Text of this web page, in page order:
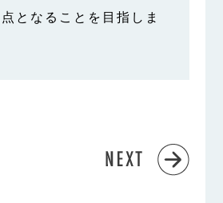
となることを目指しま